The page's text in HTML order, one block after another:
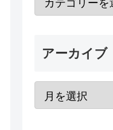
アーカイブ